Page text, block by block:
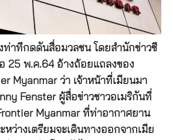
ท่าทีกดดันสื่อมวลชน โดยสำนักข่าวซี
อ 25 พ.ค.64 อ้างถ้อยแถลงของ
Myanmar ว่า เจ้าหน้าที่เมียนมา
Fenster ผู้สื่อข่าวชาวอเมริกันที่
Myanmar ที่ท่าอากาศยาน
หว่างเตรียมจะเดินทางออกจากเมีย